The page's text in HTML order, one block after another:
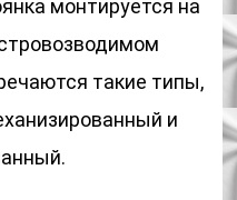
монтируется на
такие типы,
и